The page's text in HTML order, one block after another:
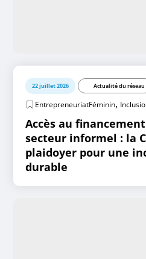
22 juillet 2026 Actualité du réseau
EntrepreneuriatFéminin,
Accès au
secteur informel : la
plaidoyer pour une
durable